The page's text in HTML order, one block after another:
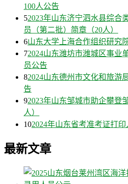
100人公告
52023年山东济宁泗水县综合
员（第二批）简章（20人）
6山东大学上海合作组织研究
72024山东潍坊市潍城区事业
员公告
82024山东德州市文化和旅游
告
92023年山东邹城市助企攀登
人）
102024年山东省考准考证打印
最新文章